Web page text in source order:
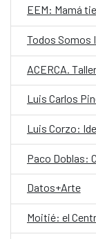
EEM: Mamá
Todos Somos
ACERCA.
Luis Carlos
Luis Corzo:
Paco Doblas:
Datos+Arte
Moitié: el